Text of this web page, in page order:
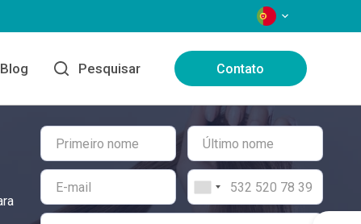
IDIOMAS
Blog Pesquisar Contato